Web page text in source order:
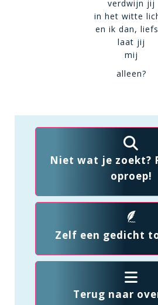
verdwijn jij
in het witte
en ik dan,
laat jij
mij
alleen?
Niet wat je zoekt?
oproep!
Zelf een gedicht
Terug naar